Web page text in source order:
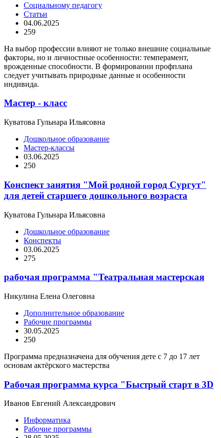
Социальному педагогу
Статьи
04.06.2025
259
На выбор профессии влияют не только внешние социальные
факторы, но и личностные особенности: темперамент,
врожденные способности. В формировании профплана
следует учитывать природные данные и особенности
индивида.
Мастер - класс
Куватова Гульнара Ильясовна
Дошкольное образование
Мастер-классы
03.06.2025
250
Конспект занятия "Мой родной город Сургут"
для детей старшего дошкольного возраста
Куватова Гульнара Ильясовна
Дошкольное образование
Конспекты
03.06.2025
275
рабочая программа "Театральная мастерская
Никулина Елена Олеговна
Дополнительное образование
Рабочие программы
30.05.2025
250
Программа предназначена для обучения дете с 7 до 17 лет
основам актёрского мастерства
Рабочая программа курса "Быстрый старт в 3D
Иванов Евгений Александрович
Информатика
Рабочие программы